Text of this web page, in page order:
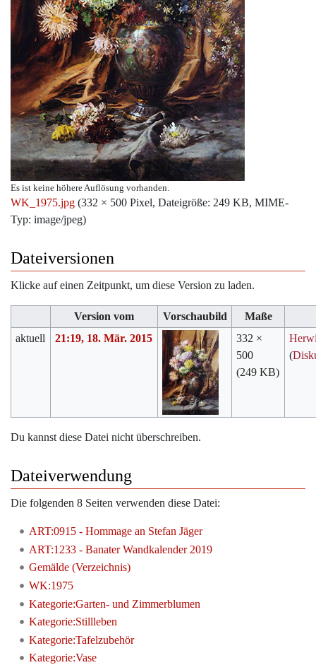
Es ist keine höhere Auflösung vorhanden.
WK_1975.jpg (332 × 500 Pixel, Dateigröße: 249 KB, MIME-
Typ: image/jpeg)
Dateiversionen
Klicke auf einen Zeitpunkt, um diese Version zu laden.
Version vom Vorschaubild
Maße
aktuell
21:19, 18. Mär. 2015
332 ×
500
(249 KB)
(
Du kannst diese Datei nicht überschreiben.
Dateiverwendung
Die folgenden 8 Seiten verwenden diese Datei:
ART:0915 - Hommage an Stefan Jäger
ART:1233 - Banater Wandkalender 2019
Gemälde (Verzeichnis)
WK:1975
Kategorie:Garten- und Zimmerblumen
Kategorie:Stillleben
Kategorie:Tafelzubehör
Kategorie:Vase